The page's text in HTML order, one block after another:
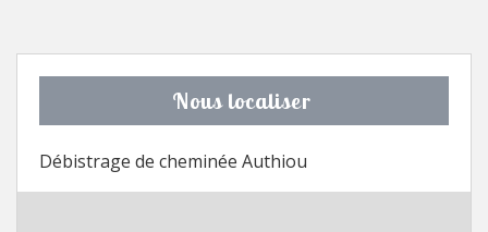
Nous localiser
Débistrage de cheminée Authiou